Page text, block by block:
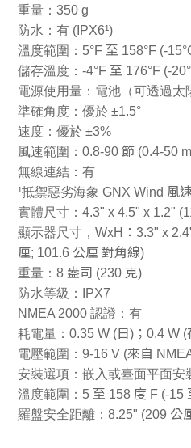
重量：350 g
防水：有 (IPX6¹)
溫度範圍：5°F 至 158°F (-
儲存溫度：-4°F 至 176°F (-
電源使用量：電池（可透過太
準確角度：優於 ±1.5°
速度：優於 ±3%
風速範圍：0.8-90節 (0.4-50
無線連結：有
¹抵禦惡劣海象 GNX Wind 風
實體尺寸：4.3" x 4.5" x 1.2"
顯示器尺寸，WxH ：3.3" x
厘; 101.6 公厘 對角線)
重量：8 盎司 (230 克)
防水等級：IPX7
NMEA 2000認證：有
耗電量：0.35 W ( 日)；0.4 W (
電壓範圍：9-16 V (來自
安裝選項：嵌入或臺面平面安
溫度範圍：5 至 158 度 F (-15
羅盤安全距離：8.25" (209 公